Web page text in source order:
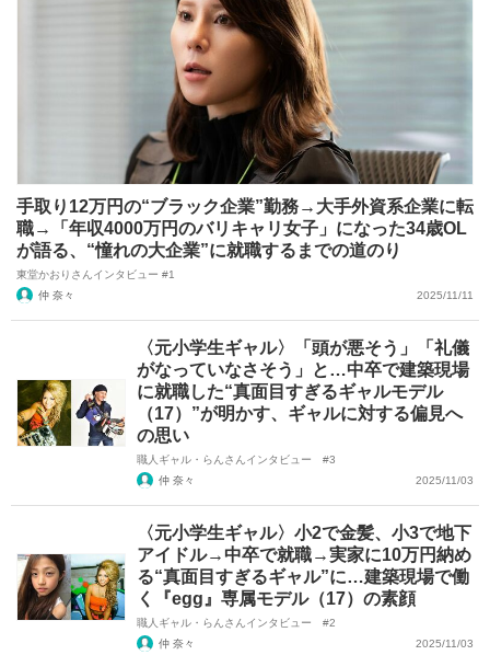
手取り12万円の“ブラック企業”勤務→大手外資系企業に転
職→「年収4000万円のバリキャリ女子」になった34歳OL
が語る、“憧れの大企業”に就職するまでの道のり
東堂かおりさんインタビュー #1
仲 奈々
2025/11/11
〈元小学生ギャル〉「頭が悪そう」「礼儀
がなっていなさそう」と…中卒で建築現場
に就職した“真面目すぎるギャルモデル
（17）”が明かす、ギャルに対する偏見へ
の思い
職人ギャル・らんさんインタビュー #3
仲 奈々
2025/11/03
〈元小学生ギャル〉小2で金髪、小3で地下
アイドル→中卒で就職→実家に10万円納め
る“真面目すぎるギャル”に…建築現場で働
く『egg』専属モデル（17）の素顔
職人ギャル・らんさんインタビュー #2
仲 奈々
2025/11/03